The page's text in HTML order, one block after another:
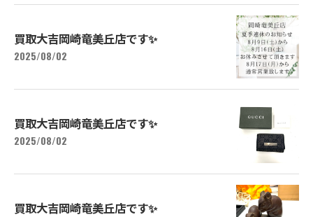
買取大吉岡崎竜美丘店です✨
2025/08/02
買取大吉岡崎竜美丘店です✨
2025/08/02
買取大吉岡崎竜美丘店です✨